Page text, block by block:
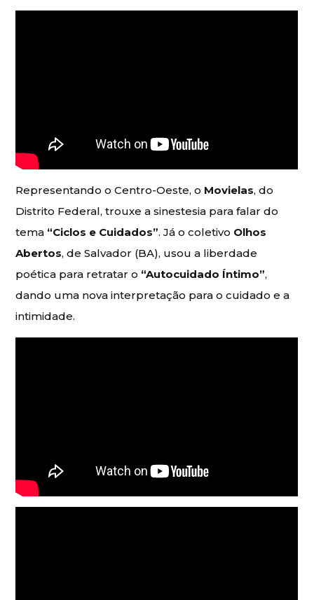
Representando o Centro-Oeste, o Movielas, do
Distrito Federal, trouxe a sinestesia para falar do
tema “Ciclos e Cuidados”. Já o coletivo Olhos
Abertos, de Salvador (BA), usou a liberdade
poética para retratar o “Autocuidado Íntimo”,
dando uma nova interpretação para o cuidado e a
intimidade.